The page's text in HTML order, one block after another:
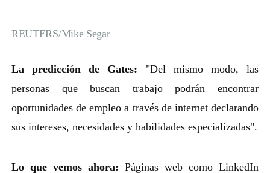
REUTERS/Mike Segar
La predicción de Gates: "Del mismo modo, las
personas que buscan trabajo podrán encontrar
oportunidades de empleo a través de internet declarando
sus intereses, necesidades y habilidades especializadas".
Lo que vemos ahora: Páginas web como LinkedIn